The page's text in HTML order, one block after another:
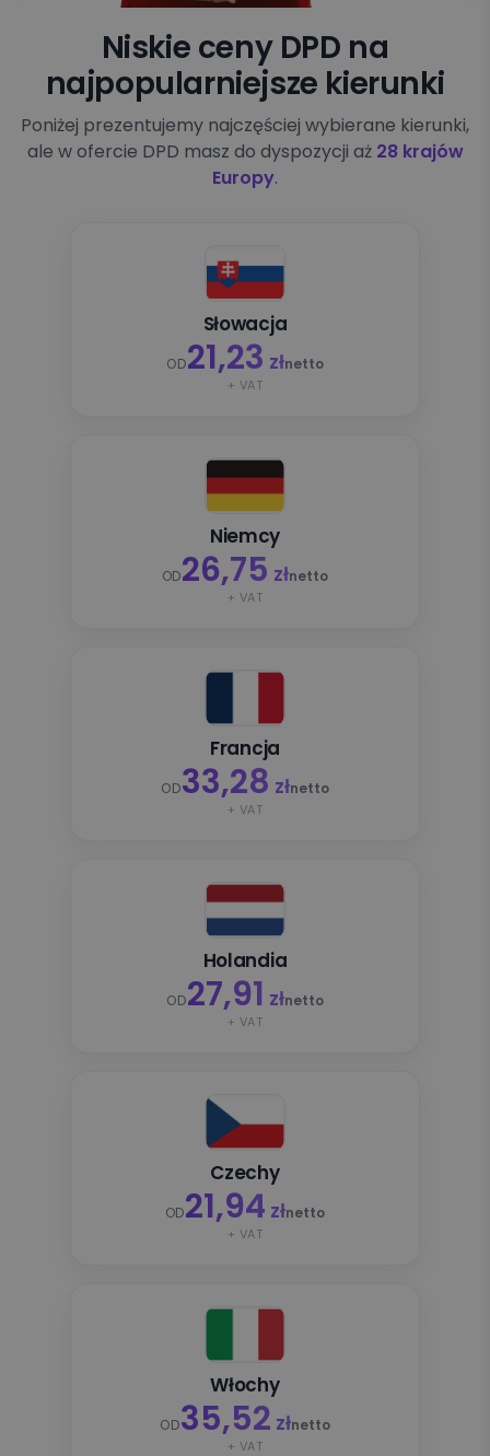
Niskie ceny DPD na
najpopularniejsze kierunki
Poniżej prezentujemy najczęściej wybierane kierunki,
ale w ofercie DPD masz do dyspozycji aż 28 krajów
Europy.
Słowacja
OD21,23 złnetto
+ VAT
Niemcy
OD26,75 złnetto
+ VAT
Francja
OD33,28 złnetto
+ VAT
Holandia
OD27,91 złnetto
+ VAT
Czechy
OD21,94 złnetto
+ VAT
Włochy
OD35,52 złnetto
+ VAT